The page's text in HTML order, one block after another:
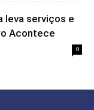
leva serviços e
Acontece
0